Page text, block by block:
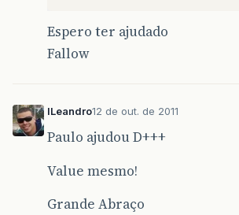
Espero ter ajudado
Fallow
lLeandro12 de out. de 2011
Paulo ajudou D+++
Value mesmo!
Grande Abraço